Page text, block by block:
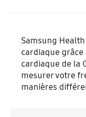
Samsung
cardiaque
cardiaque de la
mesurer votre
manières